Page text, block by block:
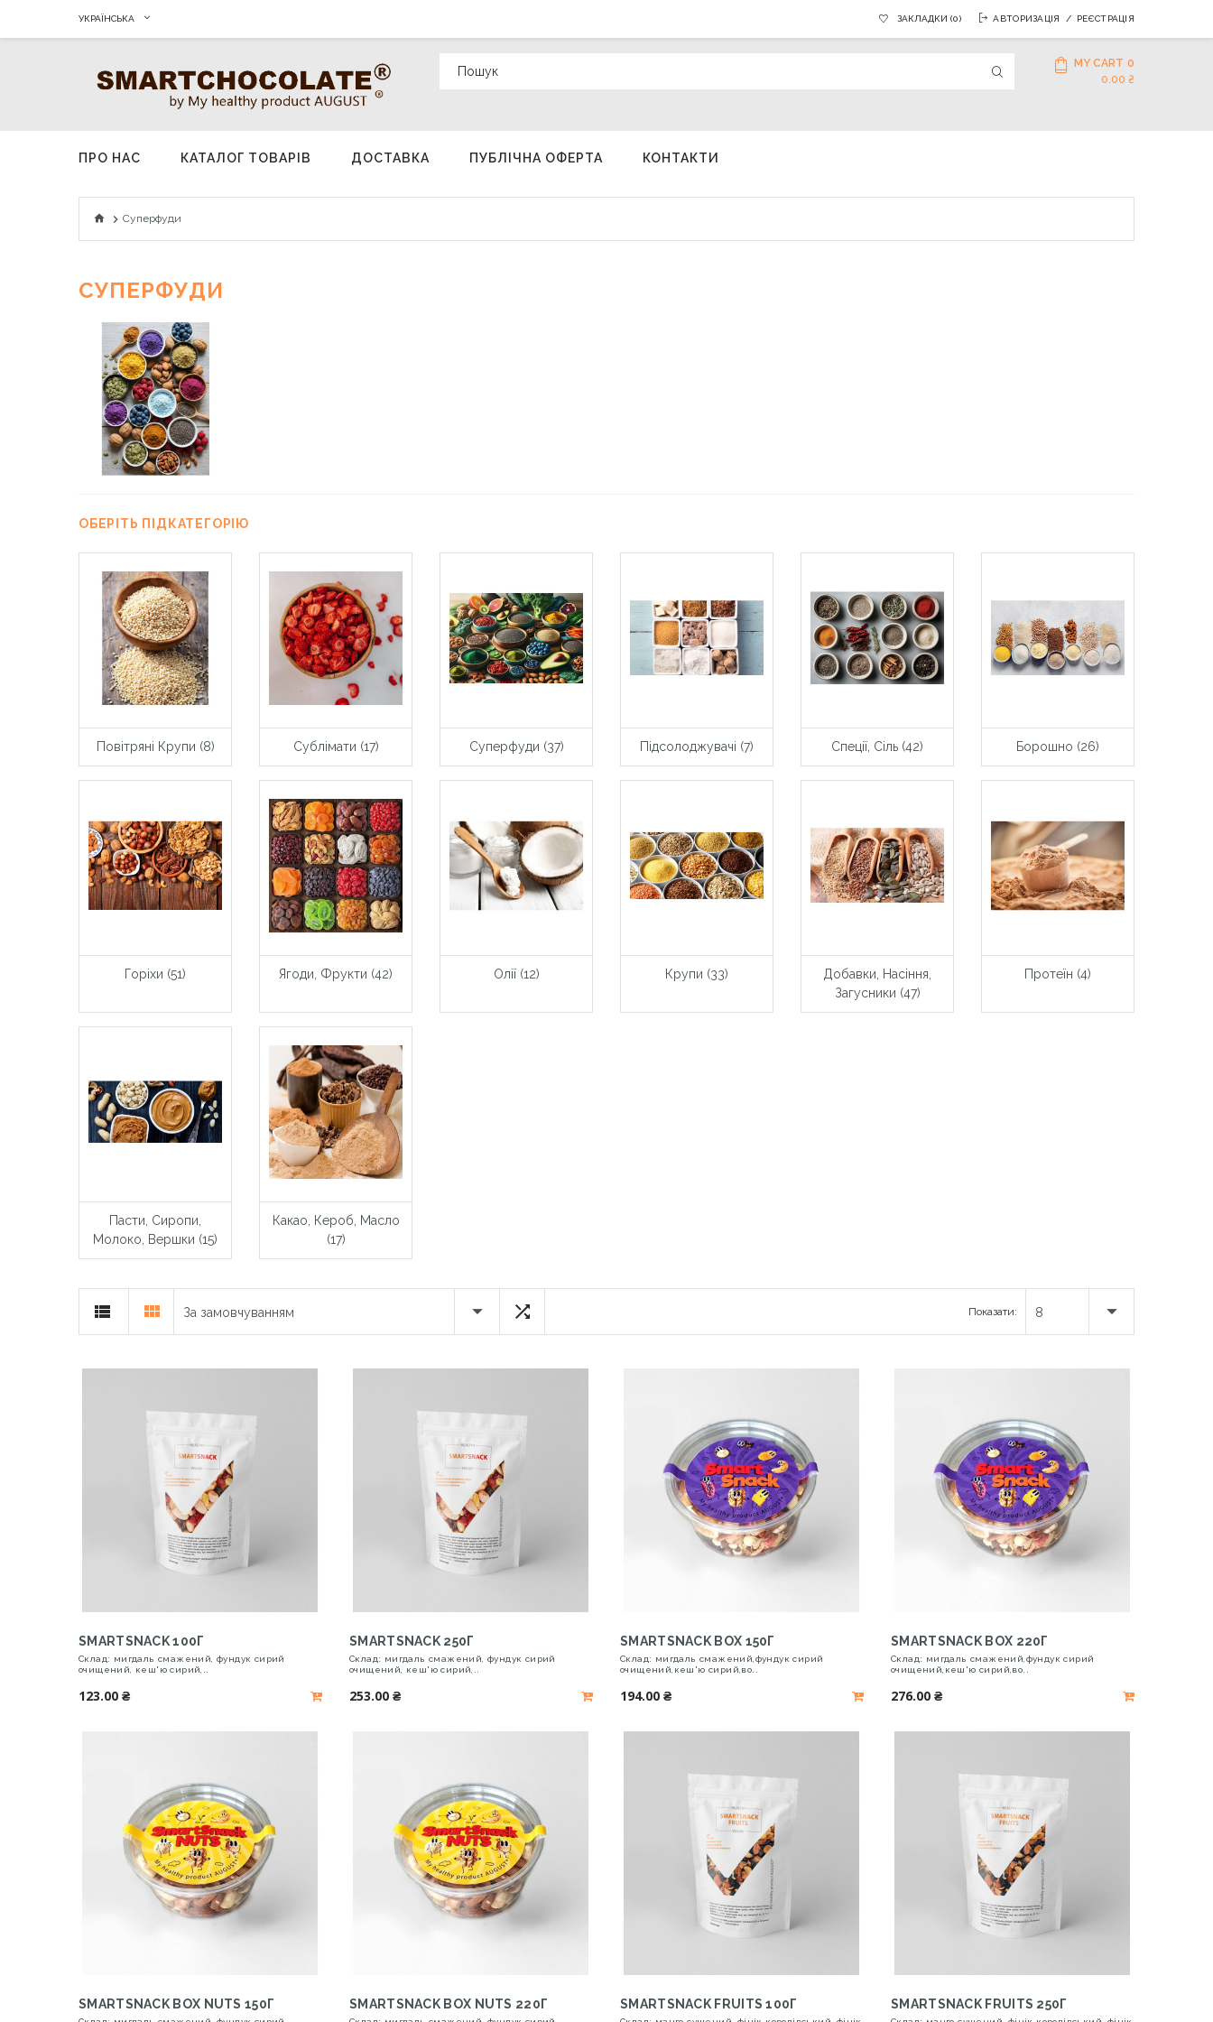
УКРАЇНСЬКА АВТОРИЗАЦІЯ РЕЄСТРАЦІЯ
ЗАКЛАДКИ (0)
MY CART 0
0.00 ₴
ПРО НАС КАТАЛОГ ТОВАРIВ ДОСТАВКА ПУБЛІЧНА ОФЕРТА КОНТАКТИ
Суперфуди
СУПЕРФУДИ
ОБЕРІТЬ ПІДКАТЕГОРІЮ
Повітряні Крупи (8) Сублімати (17) Суперфуди (37) Підсолоджувачі (7) Спеції, Сіль (42) Борошно (26)
Горіхи (51) Ягоди, Фрукти (42) Олії (12) Крупи (33)
Добавки, Насіння,
Загусники (47)
Протеїн (4)
Пасти, Сиропи,
Молоко, Вершки (15)
Какао, Кероб, Масло
(17)
За замовчуванням Показати: 8
SMARTSNACK 100Г
Склад: мигдаль смажений, фундук сирий
очищений, кеш'ю сирий,..
123.00 ₴
SMARTSNACK 250Г
Склад: мигдаль смажений, фундук сирий
очищений, кеш'ю сирий,..
253.00 ₴
SMARTSNACK BOX 150Г
Склад: мигдаль смажений,фундук сирий
очищений,кеш'ю сирий,во..
194.00 ₴
SMARTSNACK BOX 220Г
Склад: мигдаль смажений,фундук сирий
очищений,кеш'ю сирий,во..
276.00 ₴
SMARTSNACK BOX NUTS 150Г SMARTSNACK BOX NUTS 220Г SMARTSNACK FRUITS 100Г SMARTSNACK FRUITS 250Г